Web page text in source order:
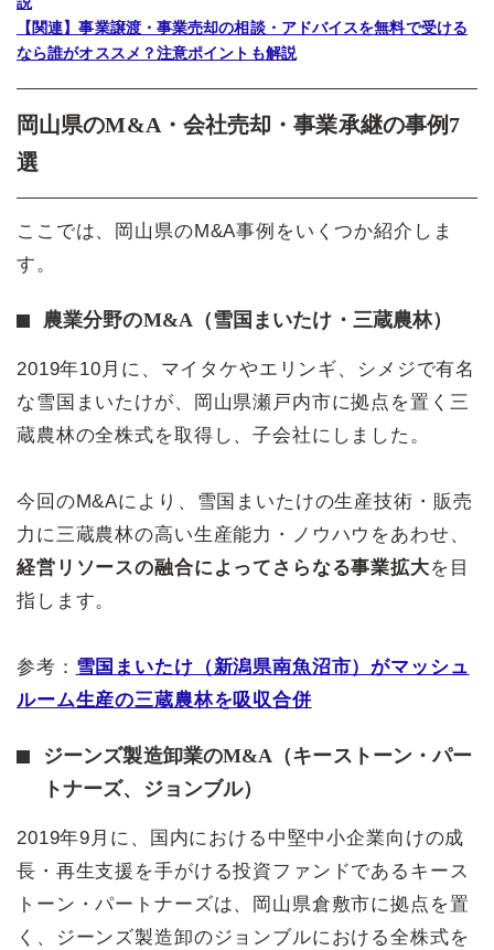
【関連】事業譲渡・事業売却の相談・アドバイスを無料で受ける
なら誰がオススメ？注意ポイントも解説
岡山県のM&A・会社売却・事業承継の事例7
選
ここでは、岡山県のM&A事例をいくつか紹介しま
す。
農業分野のM&A（雪国まいたけ・三蔵農林）
2019年10月に、マイタケやエリンギ、シメジで有名
な雪国まいたけが、岡山県瀬戸内市に拠点を置く三
蔵農林の全株式を取得し、子会社にしました。
今回のM&Aにより、雪国まいたけの生産技術・販売
力に三蔵農林の高い生産能力・ノウハウをあわせ、
経営リソースの融合によってさらなる事業拡大を目
指します。
参考： 雪国まいたけ（新潟県南魚沼市）がマッシュ
ルーム生産の三蔵農林を吸収合併
ジーンズ製造卸業のM&A（キーストーン・パー
トナーズ、ジョンブル）
2019年9月に、国内における中堅中小企業向けの成
長・再生支援を手がける投資ファンドであるキース
トーン・パートナーズは、岡山県倉敷市に拠点を置
く、ジーンズ製造卸のジョンブルにおける全株式を